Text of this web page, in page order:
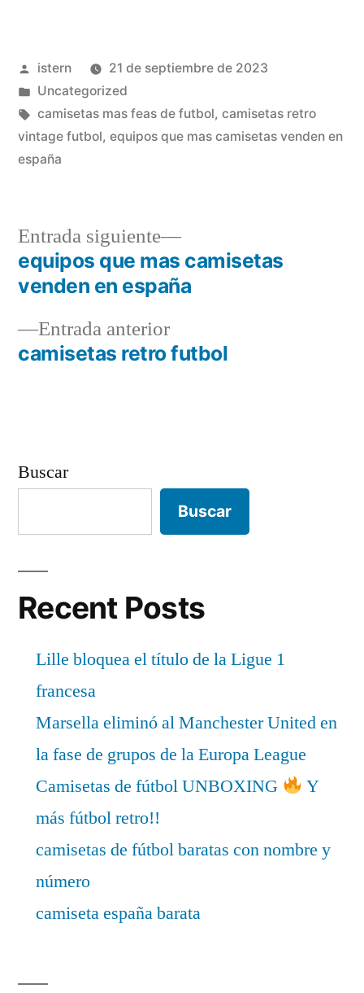
Publicado
por
istern
21 de septiembre de 2023
Publicado
en
Uncategorized
Etiquetas:
camisetas mas feas de futbol, camisetas retro
vintage futbol, equipos que mas camisetas venden en
españa
Navegación
entradas
Entrada anteriorEntrada
anterior:
camisetas retro futbol
Entrada siguiente
Entrada
siguiente:
equipos que mas camisetas
venden en españa
Buscar
Buscar
Recent Posts
Lille bloquea el título de la Ligue 1
francesa
Marsella eliminó al Manchester United en
la fase de grupos de la Europa League
Camisetas de fútbol UNBOXING
Y
más fútbol retro!!
camisetas de fútbol baratas con nombre y
número
camiseta españa barata